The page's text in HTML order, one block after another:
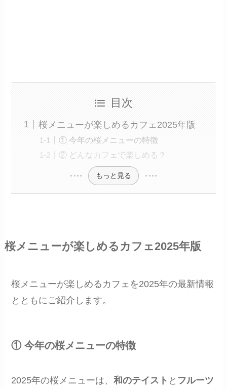
目次
桜メニューが楽しめるカフェ2025年版
① 今年の桜メニューの特徴
② どんなカフェで楽しめる？
もっと見る
桜メニューが楽しめるカフェ2025年版
桜メニューが楽しめるカフェを2025年の最新情報
とともにご紹介します。
① 今年の桜メニューの特徴
2025年の桜メニューは、和のテイスト と フルーツ